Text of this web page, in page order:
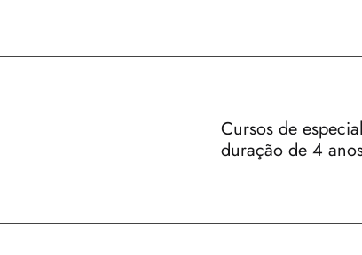
Cursos de
duração de 4